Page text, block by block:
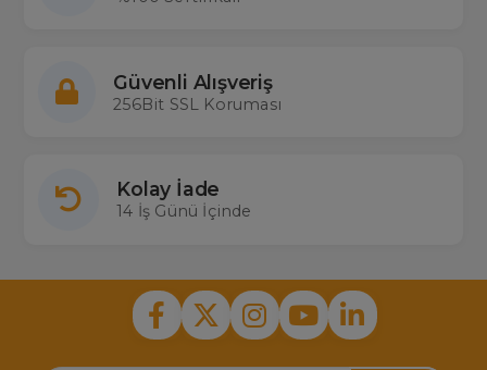
Güvenli Alışveriş
256Bit SSL Koruması
Kolay İade
14 İş Günü İçinde